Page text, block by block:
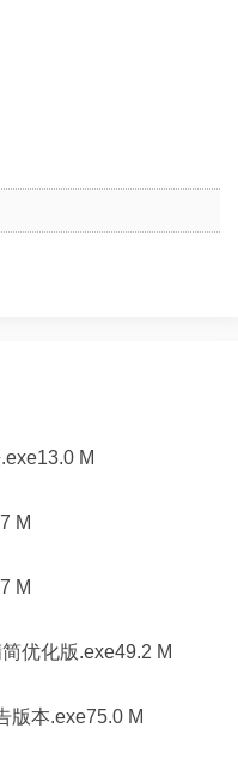
M
M
M
优化版.exe49.2 M
版本.exe75.0 M